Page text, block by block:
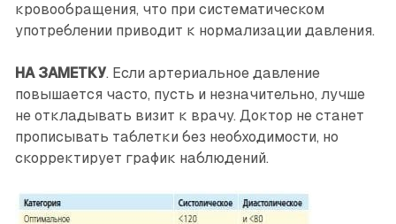
кровообращения, что при систематическом
употреблении приводит к нормализации давления.
НА ЗАМЕТКУ. Если артериальное давление
повышается часто, пусть и незначительно, лучше
не откладывать визит к врачу. Доктор не станет
прописывать таблетки без необходимости, но
скорректирует график наблюдений.